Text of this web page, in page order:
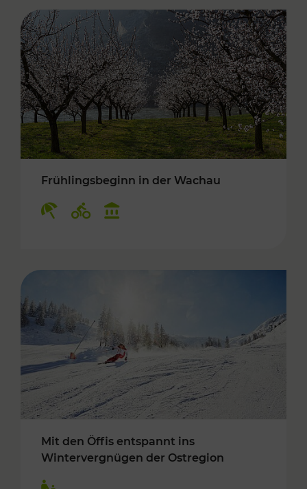
Frühlingsbeginn in der Wachau
Mit den Öffis entspannt ins
Wintervergnügen der Ostregion